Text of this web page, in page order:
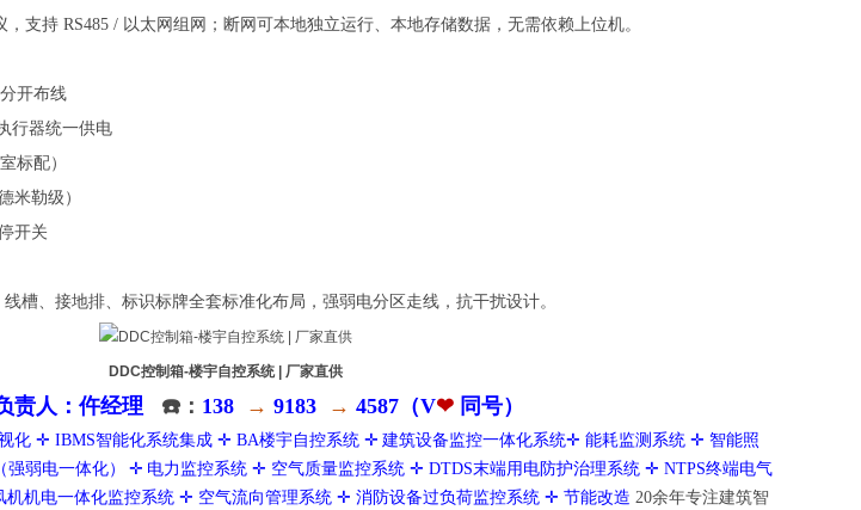
，支持 RS485 / 以太网组网；断网可本地独立运行、本地存储数据，无需依赖上位机。
开布线
行器统一供电
标配）
米勒级）
开关
线槽、接地排、标识标牌全套标准化布局，强弱电分区走线，抗干扰设计。
DDC控制箱-楼宇自控系统 | 厂家直供
责人：仵经理 ☎️： 138 → 9183 → 4587（V❤ 同号）
化 ✛ IBMS智能化系统集成 ✛ BA楼宇自控系统 ✛ 建筑设备监控一体化系统✛ 能耗监测系统 ✛ 智能照
（强弱电一体化） ✛ 电力监控系统 ✛ 空气质量监控系统 ✛ DTDS末端用电防护治理系统 ✛ NTPS终端电气
机机电一体化监控系统 ✛ 空气流向管理系统 ✛ 消防设备过负荷监控系统 ✛ 节能改造 20余年专注建筑智